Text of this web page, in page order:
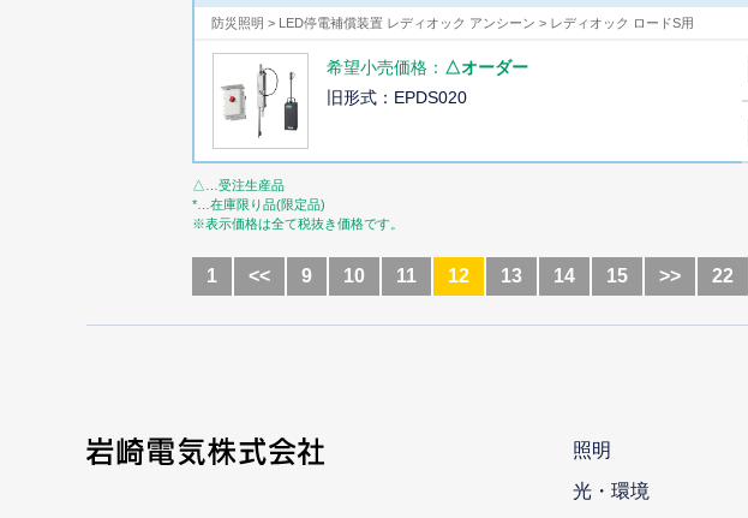
防災照明 > LED停電補償装置 レディオック アンシーン > レディオック ロードS用
希望小売価格： △オーダー
旧形式：EPDS020
△…受注生産品
*…在庫限り品(限定品)
※表示価格は全て税抜き価格です。
1 << 9 10 11 12 13 14 15 >> 22
照明
光・環境